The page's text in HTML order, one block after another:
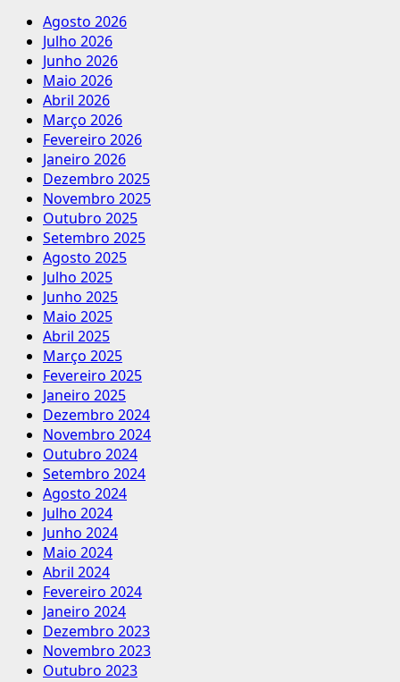
Agosto 2026
Julho 2026
Junho 2026
Maio 2026
Abril 2026
Março 2026
Fevereiro 2026
Janeiro 2026
Dezembro 2025
Novembro 2025
Outubro 2025
Setembro 2025
Agosto 2025
Julho 2025
Junho 2025
Maio 2025
Abril 2025
Março 2025
Fevereiro 2025
Janeiro 2025
Dezembro 2024
Novembro 2024
Outubro 2024
Setembro 2024
Agosto 2024
Julho 2024
Junho 2024
Maio 2024
Abril 2024
Fevereiro 2024
Janeiro 2024
Dezembro 2023
Novembro 2023
Outubro 2023